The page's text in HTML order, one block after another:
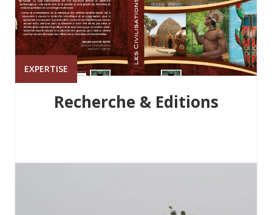
EXPERTISE
Recherche & Editions